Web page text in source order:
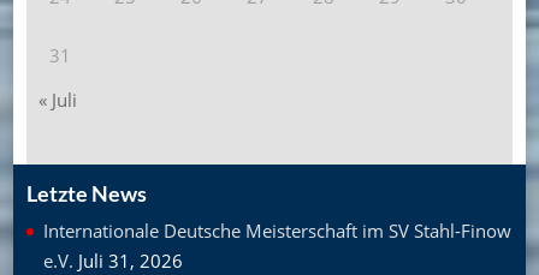
31
« Juli
Letzte News
Internationale Deutsche Meisterschaft im SV Stahl-Finow
e.V. Juli 31, 2026